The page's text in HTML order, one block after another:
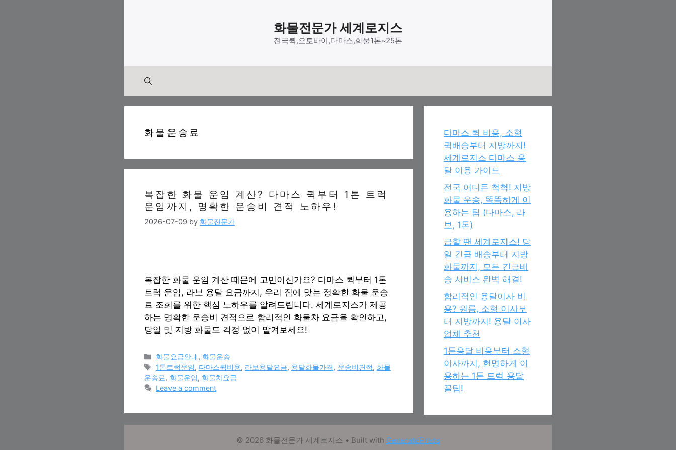
화물전문가 세계로지스
전국퀵,오토바이,다마스,화물1톤~25톤
화물운송료
복잡한 화물 운임 계산? 다마스 퀵부터 1톤 트럭
운임까지, 명확한 운송비 견적 노하우!
2026-07-09 by 화물전문가
복잡한 화물 운임 계산 때문에 고민이신가요? 다마스 퀵부터 1톤
트럭 운임, 라보 용달 요금까지, 우리 짐에 맞는 정확한 화물 운송
료 조회를 위한 핵심 노하우를 알려드립니다. 세계로지스가 제공
하는 명확한 운송비 견적으로 합리적인 화물차 요금을 확인하고,
당일 및 지방 화물도 걱정 없이 맡겨보세요!
Categories
화물요금안내, 화물운송
Tags
1톤트럭운임, 다마스퀵비용, 라보용달요금, 용달화물가격, 운송비견적, 화물
운송료, 화물운임, 화물차요금
Leave a comment
다마스 퀵 비용, 소형
퀵배송부터 지방까지!
세계로지스 다마스 용
달 이용 가이드
전국 어디든 척척! 지방
화물 운송, 똑똑하게 이
용하는 팁 (다마스, 라
보, 1톤)
급할 땐 세계로지스! 당
일 긴급 배송부터 지방
화물까지, 모든 긴급배
송 서비스 완벽 해결!
합리적인 용달이사 비
용? 원룸, 소형 이사부
터 지방까지! 용달 이사
업체 추천
1톤용달 비용부터 소형
이사까지, 현명하게 이
용하는 1톤 트럭 용달
꿀팁!
© 2026 화물전문가 세계로지스 • Built with GeneratePress